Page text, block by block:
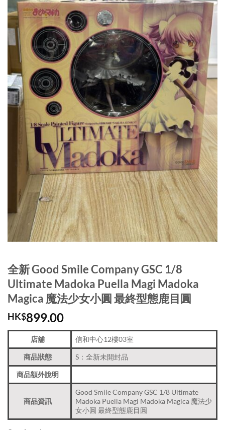
全新 Good Smile Company GSC 1/8
Ultimate Madoka Puella Magi Madoka
Magica 魔法少女小圓 最終型態鹿目圓
HK$899.00
店舖 信和中心12樓03室
商品狀態 S：全新未開封品
商品額外說明
商品資訊
Good Smile Company GSC 1/8 Ultimate
Madoka Puella Magi Madoka Magica 魔法少
女小圓 最終型態鹿目圓